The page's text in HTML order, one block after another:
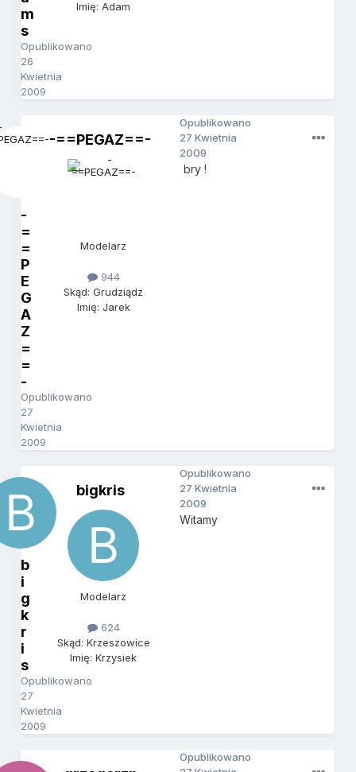
m
s
Opublikowano
26
Kwietnia
2009
Imię: Adam
-
=
=
P
E
G
A
Z
=
=
-
Opublikowano
27
Kwietnia
2009
-==PEGAZ==-
Modelarz
944
Skąd: Grudziądz
Imię: Jarek
Opublikowano
27 Kwietnia
2009
bry !
b
i
g
k
r
i
s
Opublikowano
27
Kwietnia
2009
bigkris
Modelarz
624
Skąd: Krzeszowice
Imię: Krzysiek
Opublikowano
27 Kwietnia
2009
Witamy
Opublikowano